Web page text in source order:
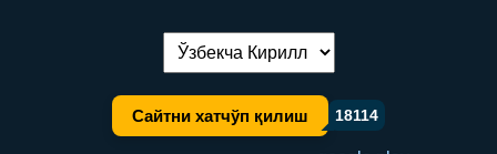
Тилни алмаштириш:
Сайтни хатчўп қилиш 18114